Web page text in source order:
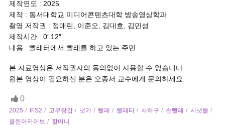
제작연도 : 2025
제작 : 동서대학교 미디어콘텐츠대학 방송영상학과
촬영 저작권 : 정애린, 이준오, 김대호, 김민성
제작시간 : 0′ 12″
내용 : 빨래터에서 빨래를 하고 있는 주민
본 자료영상은 저작권자의 동의없이 사용할 수 없습니다.
원본 영상이 필요하신 분은 오종서 교수에게 문의하세요.
0
2025 IFS2 고무장갑 냇가 빨래 빨래터 사하구 손빨래
시냇물
클린아카이브
할머니